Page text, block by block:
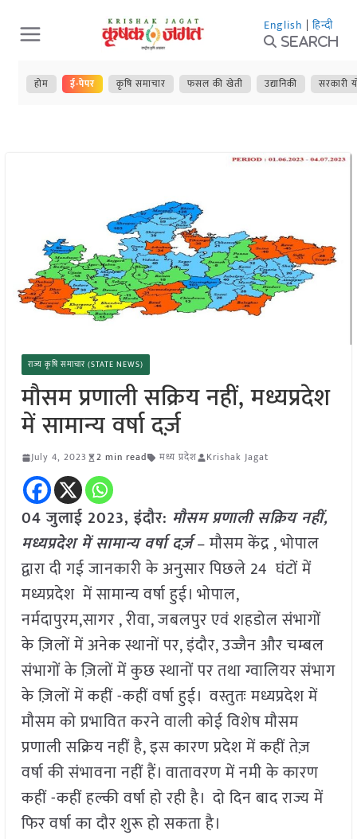
Skip
to
content
English | हिन्दी
Search
होम ई-पेपर कृषि समाचार फसल की खेती उद्यानिकी सरकारी
राज्य कृषि समाचार (STATE NEWS)
मौसम प्रणाली सक्रिय नहीं, मध्यप्रदेश
में सामान्य वर्षा दर्ज़
July 4, 2023 2 min read मध्य प्रदेश Krishak Jagat
04 जुलाई 2023, इंदौर: मौसम प्रणाली सक्रिय नहीं,
मध्यप्रदेश में सामान्य वर्षा दर्ज़– मौसम केंद्र , भोपाल
द्वारा दी गई जानकारी के अनुसार पिछले 24 घंटों में
मध्यप्रदेश में सामान्य वर्षा हुई। भोपाल,
नर्मदापुरम,सागर , रीवा, जबलपुर एवं शहडोल संभागों
के ज़िलों में अनेक स्थानों पर, इंदौर, उज्जैन और चम्बल
संभागों के ज़िलों में कुछ स्थानों पर तथा ग्वालियर संभाग
के ज़िलों में कहीं -कहीं वर्षा हुई। वस्तुतः मध्यप्रदेश में
मौसम को प्रभावित करने वाली कोई विशेष मौसम
प्रणाली सक्रिय नहीं है, इस कारण प्रदेश में कहीं तेज़
वर्षा की संभावना नहीं हैं। वातावरण में नमी के कारण
कहीं -कहीं हल्की वर्षा हो रही है। दो दिन बाद राज्य में
फिर वर्षा का दौर शुरू हो सकता है।